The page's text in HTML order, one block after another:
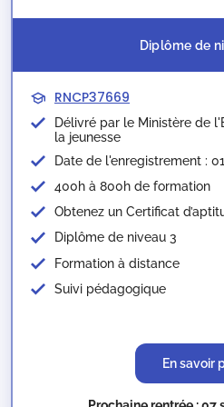
Diplôme de
RNCP37669
Délivré par le Ministère de
la jeunesse​
Date de l'enregistrement :
400h à 800h de formation
Obtenez un Certificat
Diplôme de niveau 3
Formation à distance
Suivi pédagogique
En savoir